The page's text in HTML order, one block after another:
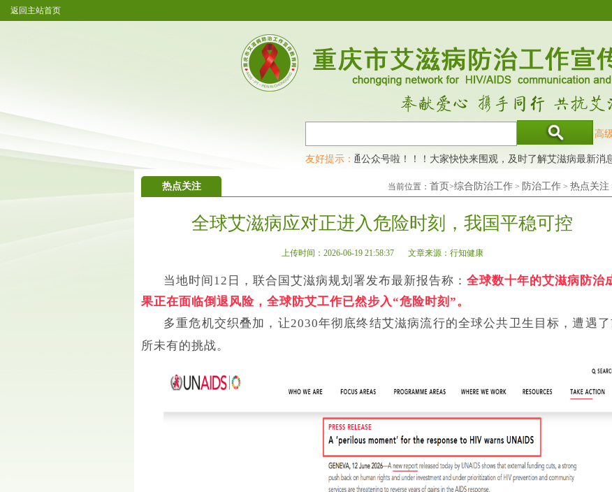
返回主站首页
高
友好提示：
重庆市艾滋病防治工作宣传教育网开通公众号啦！！！大家快快来围观，及时了解艾滋病最新消息！
热点关注 当前位置： 首页 >综合防治工作 > 防治工作 > 热点关注
全球艾滋病应对正进入危险时刻，我国平稳可控
上传时间：2026-06-19 21:58:37 文章来源：行知健康
当地时间12日，联合国艾滋病规划署发布最新报告称： 全球数十年的艾滋病防治
果正在面临倒退风险，全球防艾工作已然步入“危险时刻”。
多重危机交织叠加，让2030年彻底终结艾滋病流行的全球公共卫生目标，遭遇
所未有的挑战。